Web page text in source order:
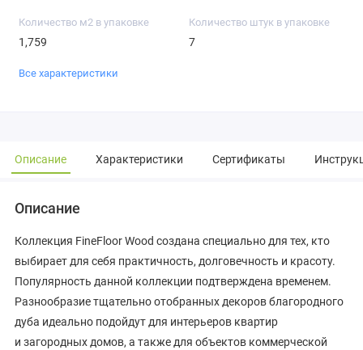
Количество м2 в упаковке
1,759
Количество штук в упаковке
7
Все характеристики
Описание Характеристики Сертификаты
Описание
Коллекция FineFloor Wood создана специально для тех, кто
выбирает для себя практичность, долговечность и красоту.
Популярность данной коллекции подтверждена временем.
Разнообразие тщательно отобранных декоров благородного
дуба идеально подойдут для интерьеров квартир
и загородных домов, а также для объектов коммерческой